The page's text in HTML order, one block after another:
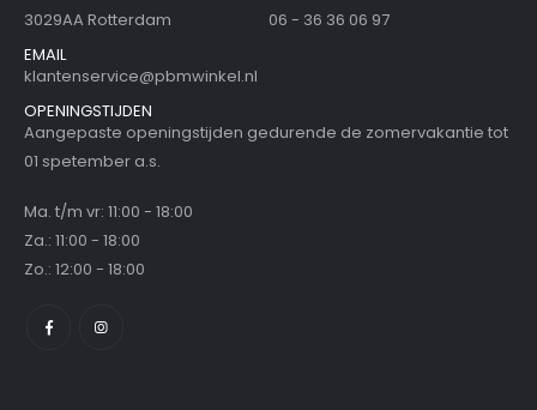
3029AA Rotterdam
06 - 36 36 06 97
EMAIL
klantenservice@pbmwinkel.nl
OPENINGSTIJDEN
Aangepaste openingstijden gedurende de zomervakantie tot
01 spetember a.s.
Ma. t/m vr: 11:00 - 18:00
Za.: 11:00 - 18:00
Zo.: 12:00 - 18:00